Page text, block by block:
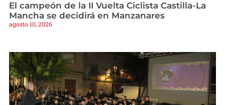
El campeón de la II Vuelta Ciclista Castilla-La
Mancha se decidirá en Manzanares
agosto 10, 2026